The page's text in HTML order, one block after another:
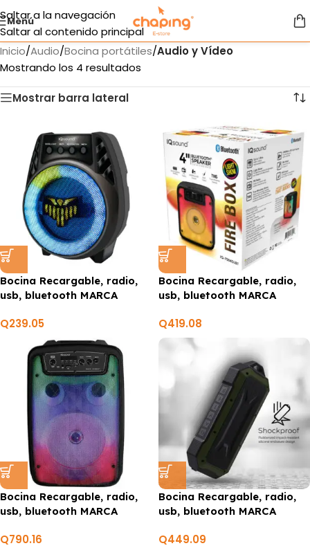
Saltar a la navegación
Saltar al contenido principal
Menú
Inicio/Audio/Bocina portátiles/Audio y Vídeo
Mostrando los 4 resultados
Mostrar barra lateral
Bocina Recargable, radio,
usb, bluetooth MARCA
Q239.05
Bocina Recargable, radio,
usb, bluetooth MARCA
Q419.08
Bocina Recargable, radio,
usb, bluetooth MARCA
Q790.16
Bocina Recargable, radio,
usb, bluetooth MARCA
Q449.09